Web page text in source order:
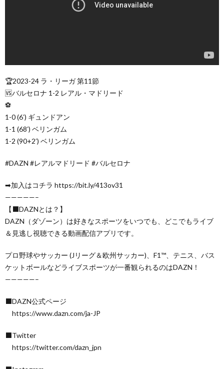
🏆2023-24 ラ・リーガ 第11節
🆚バルセロナ 1-2 レアル・マドリード
⚽
1-0 (6′) ギュンドアン
1-1 (68′) ベリンガム
1-2 (90+2′) ベリンガム
#DAZN #レアルマドリード #バルセロナ
➡加入はコチラ https://bit.ly/413ov31
—————–
【⬛DAZNとは？】
DAZN（ダゾーン）は好きなスポーツをいつでも、どこでもライブ
＆見逃し視聴できる動画配信アプリです。
プロ野球やサッカー (Jリーグ＆欧州サッカー)、F1™️、テニス、バス
ケットボールなどライブスポーツが一番観られるのはDAZN！
—————–
⬛DAZN公式ページ
https://www.dazn.com/ja-JP
⬛Twitter
https://twitter.com/dazn_jpn